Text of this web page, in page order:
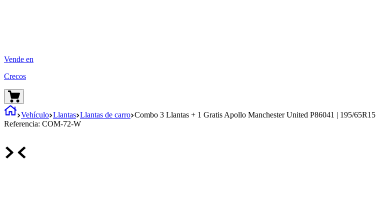
Vende en
Crecos
Vehículo Llantas Llantas de carro Combo 3 Llantas + 1 Gratis Apollo Manchester United P86041 | 195/65R15
Referencia: COM-72-W